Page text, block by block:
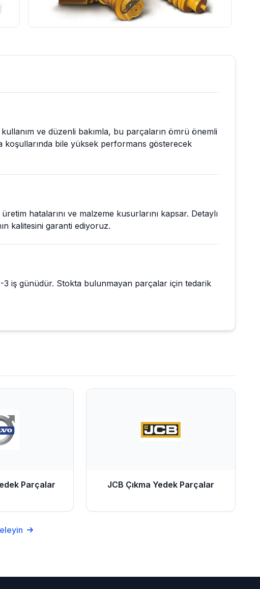
ve düzenli bakımla, bu parçaların ömrü önemli
bile yüksek performans gösterecek
hatalarını ve malzeme kusurlarını kapsar. Detaylı
kalitesini garanti ediyoruz.
3 iş günüdür. Stokta bulunmayan parçalar için tedarik
Parçalar JCB Çıkma Yedek Parçalar